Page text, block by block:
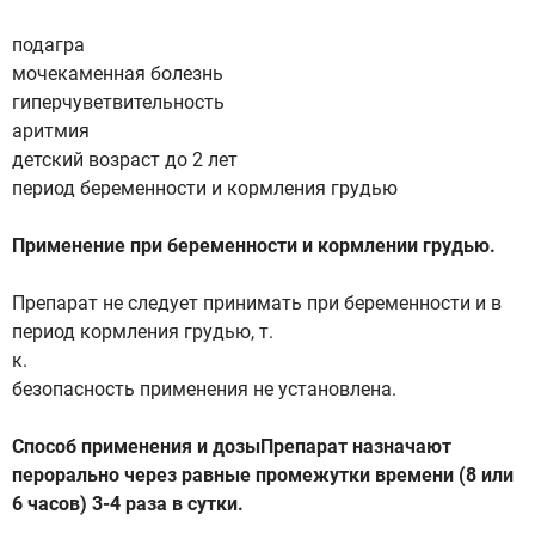
подагра
мочекаменная болезнь
гиперчуветвительность
аритмия
детский возраст до 2 лет
период беременности и кормления грудью
Применение при беременности и кормлении грудью.
Препарат не следует принимать при беременности и в
период кормления грудью, т.
к.
безопасность применения не установлена.
Способ применения и дозыПрепарат назначают
перорально через равные промежутки времени (8 или
6 часов) 3-4 раза в сутки.